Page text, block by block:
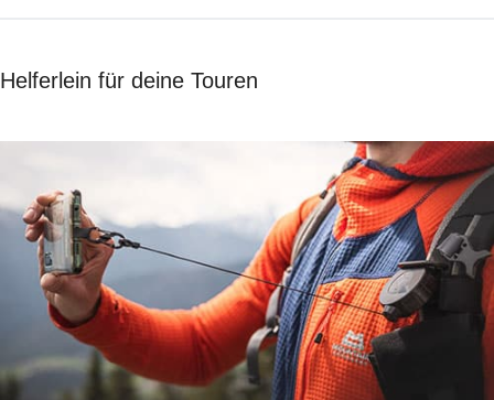
Helferlein für deine Touren